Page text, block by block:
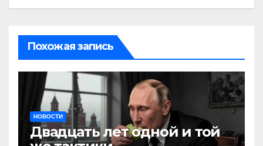
Похожая запись
НОВОСТИ
Двадцать лет одной и той